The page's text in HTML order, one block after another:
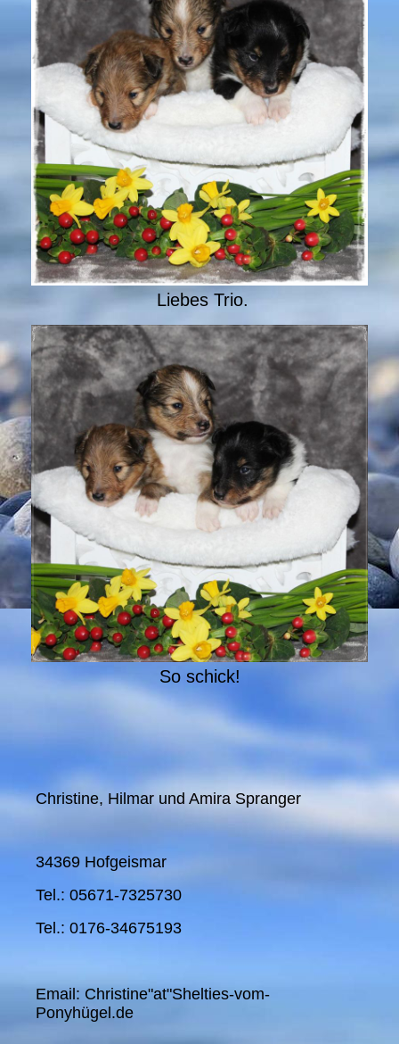
Liebes Trio.
So schick!
Christine, Hilmar und Amira Spranger
34369 Hofgeismar
Tel.: 05671-7325730
Tel.: 0176-34675193
Email: Christine"at"Shelties-vom-
Ponyhügel.de